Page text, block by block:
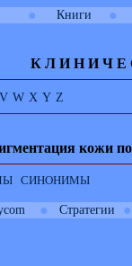
● Книги ●
К Л И Н И Ч Е
V W X Y Z
кожи по
СИНОНИМЫ
● Стратегии ●